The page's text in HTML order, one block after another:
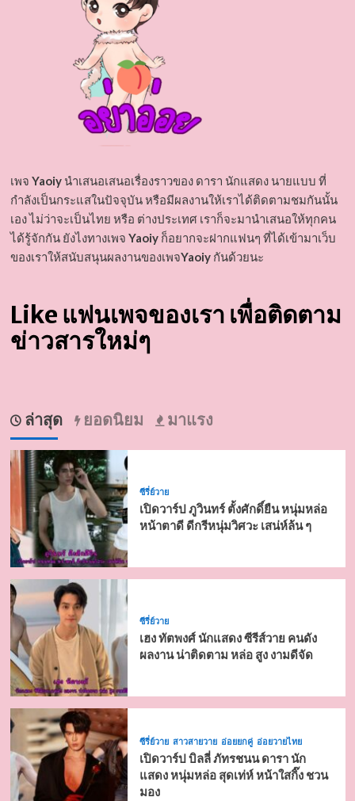
เพจ Yaoiyนำเสนอเสนอเรื่องราวของ ดารา นักแสดง นายแบบ ที่
กำลังเป็นกระแสในปัจจุบัน หรือมีผลงานให้เราได้ติดตามชมกันนั้น
เอง ไม่ว่าจะเป็นไทย หรือ ต่างประเทศ เราก็จะมานำเสนอให้ทุกคน
ได้รู้จักกัน ยังไงทางเพจ Yaoiyก็อยากจะฝากแฟนๆ ที่ได้เข้ามาเว็บ
ของเราให้สนับสนุนผลงานของเพจYaoiyกันด้วยนะ
Like แฟนเพจของเรา เพื่อติดตาม
ข่าวสารใหม่ๆ
ล่าสุด ยอดนิยม มาแรง
ซีรี่ย์วาย
เปิดวาร์ป ภูวินทร์ ตั้งศักดิ์ยืน หนุ่มหล่อ
หน้าตาดี ดีกรีหนุ่มวิศวะ เสน่ห์ล้น ๆ
ซีรี่ย์วาย
เฮง ทัตพงศ์ นักแสดง ซีรีส์วาย คนดัง
ผลงาน น่าติดตาม หล่อ สูง งามดีจัด
ซีรี่ย์วาย สาวสายวาย อ่อยยกคู่ อ่อยวายไทย
เปิดวาร์ป บิลลี่ ภัทรชนน ดารา นัก
แสดง หนุ่มหล่อ สุดเท่ห์ หน้าใสกิ๊ง ชวน
มอง